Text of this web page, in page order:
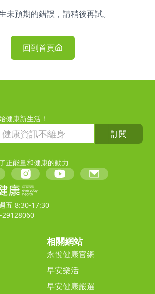
未預期的錯誤，請稍後再試。
回到首頁
健康新生活！
訂閱
正能量和健康的動力
五 8:30-17:30
29128060
相關網站
永悅健康官網
早安樂活
早安健康嚴選